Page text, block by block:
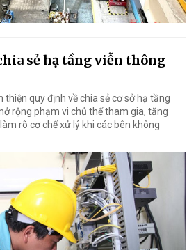
sẻ hạ tầng viễn thông
thiện quy định về chia sẻ cơ sở hạ tầng
rộng phạm vi chủ thể tham gia, tăng
rõ cơ chế xử lý khi các bên không